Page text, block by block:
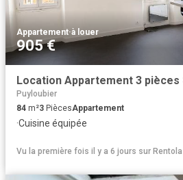
Appartement·à louer
905 €
Puyloubier
84 m²3 PiècesAppartement
·Cuisine équipée
Vu la première fois il y a 6 jours sur Rentola